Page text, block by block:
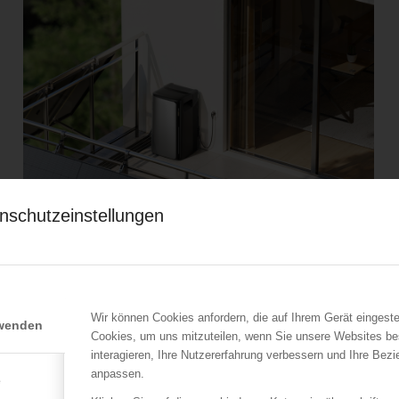
Wir können Cookies anfordern, die auf Ihrem Gerät
Cookies, um uns mitzuteilen, wenn Sie unsere Websites
interagieren, Ihre Nutzererfahrung verbessern und Ihre
anpassen.
EcoFlow Balkonkrafwerk Ultra
999,00€Ursprünglicher
Preis
999,00 €
769,00€Aktueller
Preis
769,00 €.